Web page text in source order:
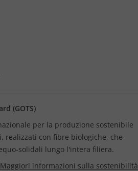
(GOTS)
per la produzione sostenibile
con fibre biologiche, che
solidali lungo l'intera filiera.
Maggiori informazioni sulla sostenibilità